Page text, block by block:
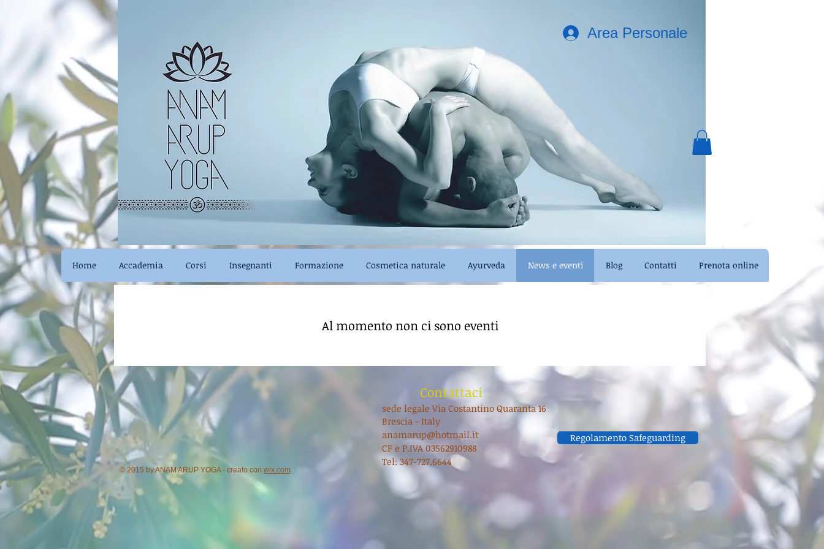
Area Personale
Home Accademia Corsi Insegnanti Formazione Cosmetica naturale Ayurveda News e eventi Blog Contatti Prenota online
Al momento non ci sono eventi
Contattaci
© 2015 by ANAM ARUP YOGA - creato con wix.com
sede legale Via Costantino Quaranta 16
Brescia - Italy
anamarup@hotmail.it
CF e P.IVA 03562910988
Tel: 347-727.6644
Regolamento Safeguarding